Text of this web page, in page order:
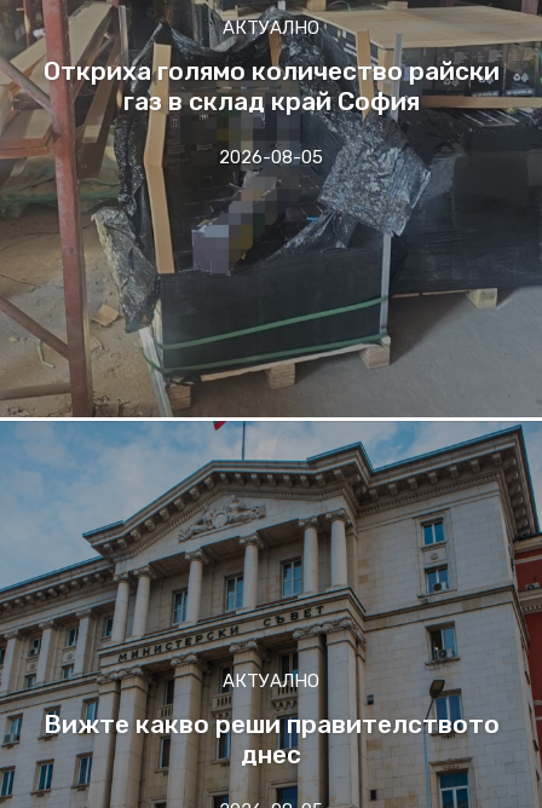
АКТУАЛНО
Откриха голямо количество райски
газ в склад край София
2026-08-05
АКТУАЛНО
Вижте какво реши правителството
днес